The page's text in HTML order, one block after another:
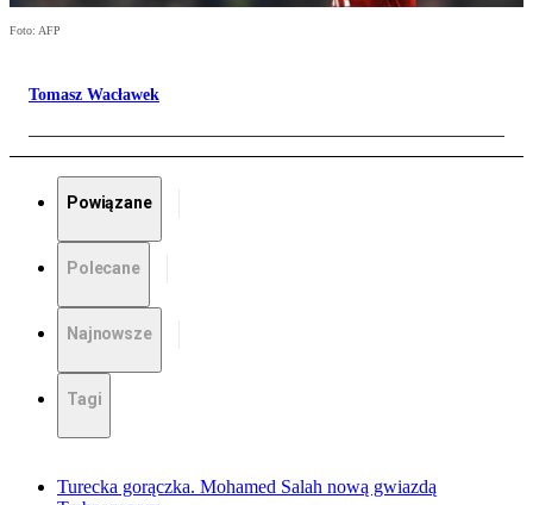
Foto: AFP
Tomasz Wacławek
Powiązane
Polecane
Najnowsze
Tagi
Turecka gorączka. Mohamed Salah nową gwiazdą